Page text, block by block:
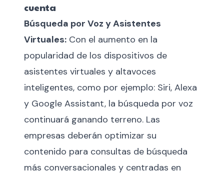
cuenta
Búsqueda por Voz y Asistentes
Virtuales: Con el aumento en la
popularidad de los dispositivos de
asistentes virtuales y altavoces
inteligentes, como por ejemplo: Siri, Alexa
y Google Assistant, la búsqueda por voz
continuará ganando terreno. Las
empresas deberán optimizar su
contenido para consultas de búsqueda
más conversacionales y centradas en